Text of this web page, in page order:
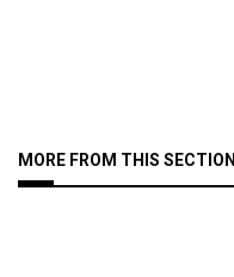
MORE FROM THIS SECTION